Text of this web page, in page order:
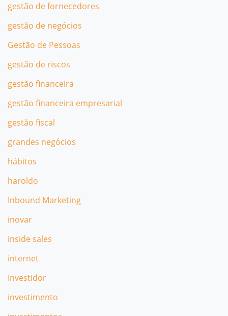
gestão de fornecedores
gestão de negócios
Gestão de Pessoas
gestão de riscos
gestão financeira
gestão financeira empresarial
gestão fiscal
grandes negócios
hábitos
haroldo
Inbound Marketing
inovar
inside sales
internet
Investidor
investimento